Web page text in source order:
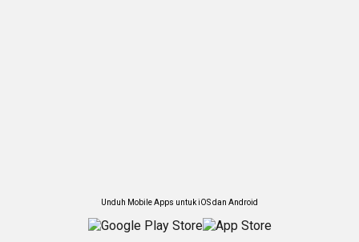
Unduh Mobile Apps untuk iOS dan Android